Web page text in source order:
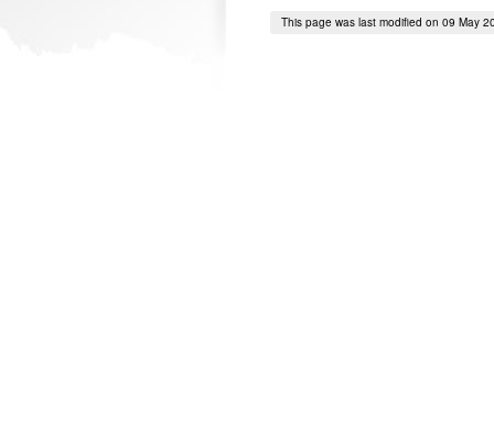
This page was last modified on 09 May